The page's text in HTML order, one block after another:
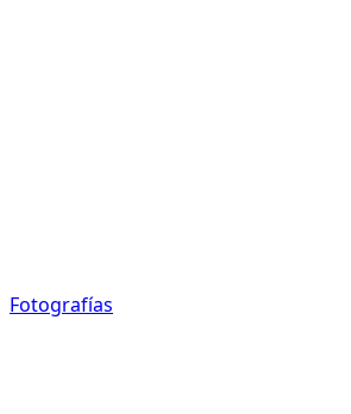
Fotografías